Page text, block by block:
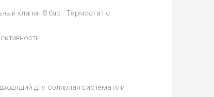
клапан 8 бар. Термостат с
для солярная система или